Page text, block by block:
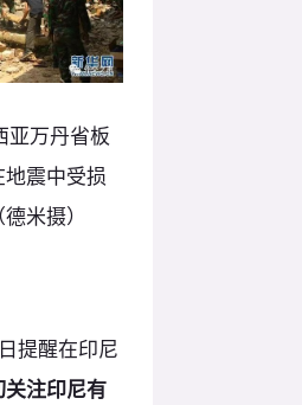
亚万丹省板
震中受损
米摄）
提醒在印尼
注印尼有